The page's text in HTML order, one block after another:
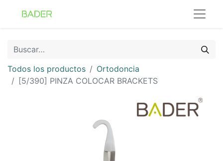
Todos los productos
Ortodoncia
[5/390] PINZA COLOCAR BRACKETS